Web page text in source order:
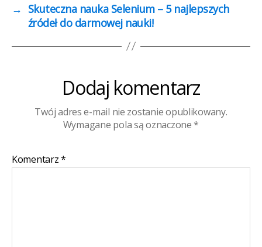
→ Skuteczna nauka Selenium – 5 najlepszych
źródeł do darmowej nauki!
Dodaj komentarz
Twój adres e-mail nie zostanie opublikowany.
Wymagane pola są oznaczone*
Komentarz*